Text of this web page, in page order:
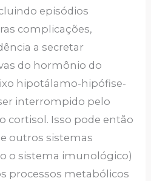
episódios
complicações,
a secretar
do hormônio do
hipotálamo-hipófise-
interrompido pelo
cortisol. Isso pode então
outros sistemas
o sistema imunológico)
processos metabólicos